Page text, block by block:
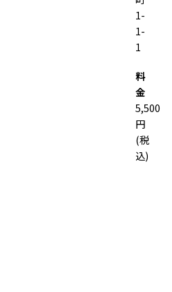
1-
1-
1
料
金
5,500
円
(税
込)